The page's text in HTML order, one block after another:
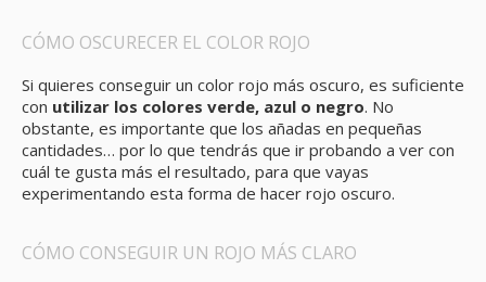
CÓMO OSCURECER EL COLOR ROJO
Si quieres conseguir un color rojo más oscuro, es suficiente
con utilizar los colores verde, azul o negro. No
obstante, es importante que los añadas en pequeñas
cantidades… por lo que tendrás que ir probando a ver con
cuál te gusta más el resultado, para que vayas
experimentando esta forma de hacer rojo oscuro.
CÓMO CONSEGUIR UN ROJO MÁS CLARO